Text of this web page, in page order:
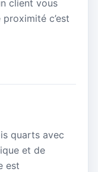
client vous
c’est
quarts avec
et de
est